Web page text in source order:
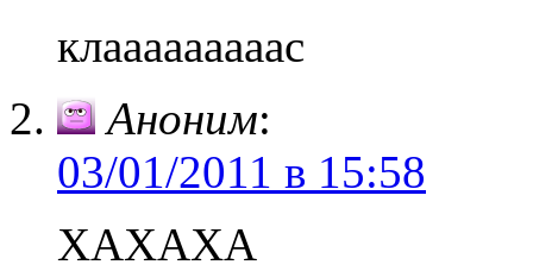
клааааааааас
Аноним:
03/01/2011 в 15:58
ХАХАХА